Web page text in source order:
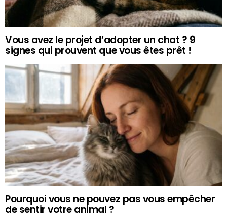
Vous avez le projet d’adopter un chat ? 9
signes qui prouvent que vous êtes prêt !
Pourquoi vous ne pouvez pas vous empêcher
de sentir votre animal ?